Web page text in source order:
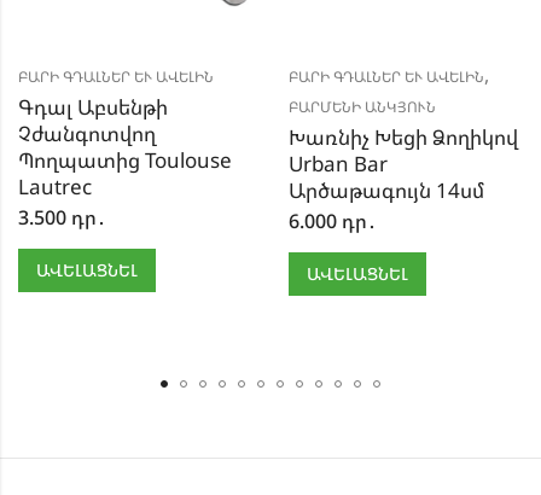
ԲԱՐԻ ԳԴԱԼՆԵՐ ԵՒ ԱՎԵԼԻՆ
Գդալ Աբսենթի
Չժանգոտվող
Պողպատից Toulouse
Lautrec
3.500 դր․
ԱՎԵԼԱՑՆԵԼ
ԲԱՐԻ ԳԴԱԼՆԵՐ ԵՒ ԱՎԵԼԻՆ ,
ԲԱՐՄԵՆԻ ԱՆԿՅՈՒՆ
Խառնիչ Խեցի Ձողիկով
Urban Bar
Արծաթագույն 14սմ
6.000 դր․
ԱՎԵԼԱՑՆԵԼ